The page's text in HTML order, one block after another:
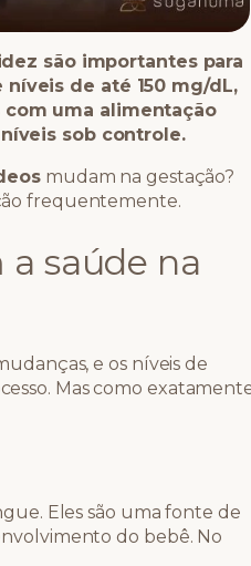
são importantes para
de até 150 mg/dL,
uma alimentação
sob controle.
mudam na gestação?
frequentemente.
saúde na
e os níveis de
Mas como
Eles são uma fonte de
do bebê. No